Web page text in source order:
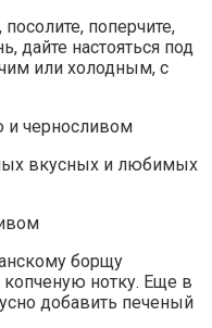
поперчите,
дайте настояться под
или холодным, с
и черносливом
борщу
нотку. Еще в
добавить печеный